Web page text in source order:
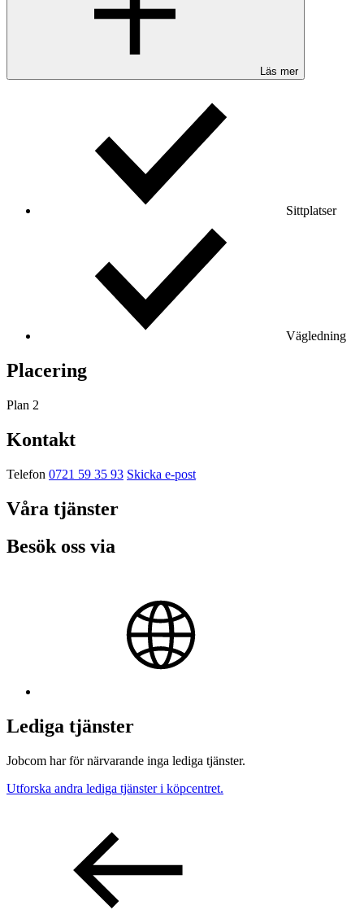
Läs mer
Sittplatser
Vägledning
Placering
Plan 2
Kontakt
Telefon 0721 59 35 93 Skicka e-post
Våra tjänster
Besök oss via
Lediga tjänster
Jobcom har för närvarande inga lediga tjänster.
Utforska andra lediga tjänster i köpcentret.